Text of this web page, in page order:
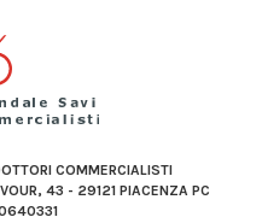
COMMERCIALISTI
43 - 29121 PIACENZA PC